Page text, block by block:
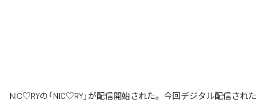
NIC♡RYの「NIC♡RY」が配信開始された。今回デジタル配信された